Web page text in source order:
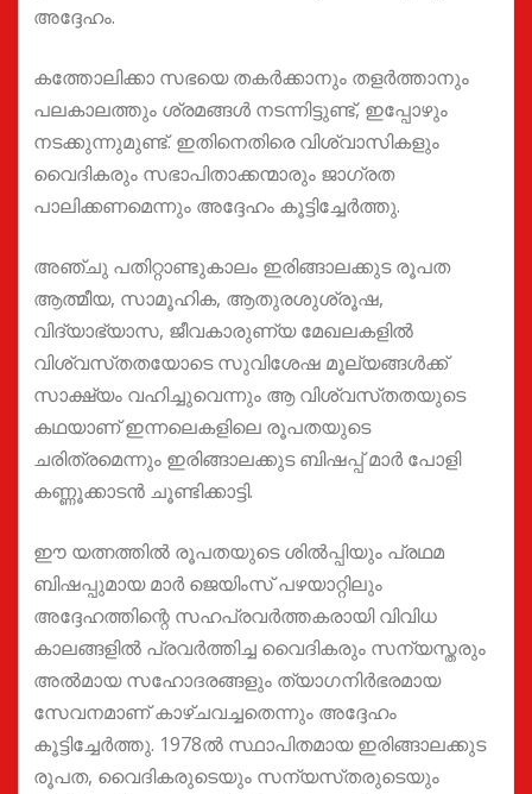
അദ്ദേഹം.
കത്തോലിക്കാ സഭയെ തകർക്കാനും തളർത്താനും
പലകാലത്തും ശ്രമങ്ങൾ നടന്നിട്ടുണ്ട്, ഇപ്പോഴും
നടക്കുന്നുമുണ്ട്. ഇതിനെതിരെ വിശ്വാസികളും
വൈദികരും സഭാപിതാക്കന്മാരും ജാഗ്രത
പാലിക്കണമെന്നും അദ്ദേഹം കൂട്ടിച്ചേർത്തു.
അഞ്ചു പതിറ്റാണ്ടുകാലം ഇരിങ്ങാലക്കുട രൂപത
ആത്മീയ, സാമൂഹിക, ആതുരശുശ്രൂഷ,
വിദ്യാഭ്യാസ, ജീവകാരുണ്യ മേഖലകളിൽ
വിശ്വസ്‌തതയോടെ സുവിശേഷ മൂല്യങ്ങൾക്ക്
സാക്ഷ്യം വഹിച്ചുവെന്നും ആ വിശ്വസ്‌തതയുടെ
കഥയാണ് ഇന്നലെകളിലെ രൂപതയുടെ
ചരിത്രമെന്നും ഇരിങ്ങാലക്കുട ബിഷപ്പ് മാർ പോളി
കണ്ണൂക്കാടൻ ചൂണ്ടിക്കാട്ടി.
ഈ യത്നത്തിൽ രൂപതയുടെ ശിൽപ്പിയും പ്രഥമ
ബിഷപ്പുമായ മാർ ജെയിംസ് പഴയാറ്റിലും
അദ്ദേഹത്തിന്റെ സഹപ്രവർത്തകരായി വിവിധ
കാലങ്ങളിൽ പ്രവർത്തിച്ച വൈദികരും സന്യസ്തരും
അൽമായ സഹോദരങ്ങളും ത്യാഗനിർഭരമായ
സേവനമാണ് കാഴ്‌ചവച്ചതെന്നും അദ്ദേഹം
കൂട്ടിച്ചേർത്തു. 1978ൽ സ്ഥാപിതമായ ഇരിങ്ങാലക്കുട
രൂപത, വൈദികരുടെയും സന്യസ്‌തരുടെയും